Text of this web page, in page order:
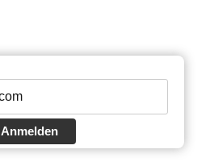
Anmelden